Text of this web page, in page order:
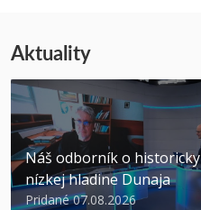
Aktuality
Náš odborník o historicky
nízkej hladine Dunaja
Pridané 07.08.2026